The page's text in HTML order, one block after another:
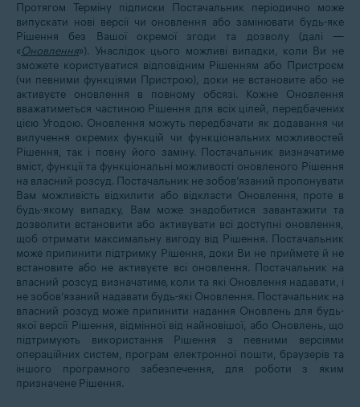
Протягом Терміну підписки Постачальник періодично може
випускати нові версії чи оновлення або замінювати будь-яке
Рішення без Вашої окремої згоди та дозволу (далі —
«Оновлення»). Унаслідок цього можливі випадки, коли Ви не
зможете користуватися відповідним Рішенням або Пристроєм
(чи певними функціями Пристрою), доки не встановите або не
активуєте оновлення в повному обсязі. Кожне Оновлення
вважатиметься частиною Рішення для всіх цілей, передбачених
цією Угодою. Оновлення можуть передбачати як додавання чи
вилучення окремих функцій чи функціональних можливостей
Рішення, так і повну його заміну. Постачальник визначатиме
вміст, функції та функціональні можливості оновленого Рішення
на власний розсуд. Постачальник не зобов’язаний пропонувати
Вам можливість відхилити або відкласти Оновлення, проте в
будь-якому випадку, Вам може знадобитися завантажити та
дозволити встановити або активувати всі доступні оновлення,
щоб отримати максимальну вигоду від Рішення. Постачальник
може припинити підтримку Рішення, доки Ви не приймете й не
встановите або не активуєте всі оновлення. Постачальник на
власний розсуд визначатиме, коли та які Оновлення надавати, і
не зобов’язаний надавати будь-які Оновлення. Постачальник на
власний розсуд може припинити надання Оновлень для будь-
якої версії Рішення, відмінної від найновішої, або Оновлень, що
підтримують використання Рішення з певними версіями
операційних систем, програм електронної пошти, браузерів та
іншого програмного забезпечення, для роботи з яким
призначене Рішення.